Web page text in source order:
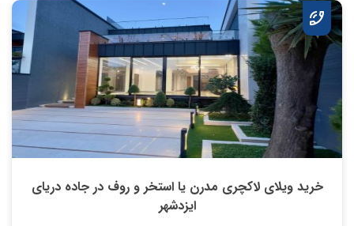
خرید ویلای لاکچری مدرن یا استخر و روف در جاده دریای
ایزدشهر